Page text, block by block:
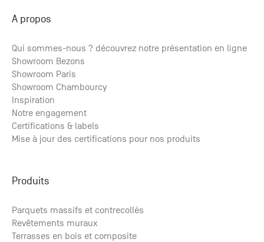
A propos
Qui sommes-nous ? découvrez notre présentation en ligne
Showroom Bezons
Showroom Paris
Showroom Chambourcy
Inspiration
Notre engagement
Certifications & labels
Mise à jour des certifications pour nos produits
Produits
Parquets massifs et contrecollés
Revêtements muraux
Terrasses en bois et composite